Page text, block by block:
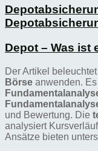
Depot – Was ist
Der Artikel
Börse anwenden.
und Bewertung. Die
analysiert
Ansätze bieten